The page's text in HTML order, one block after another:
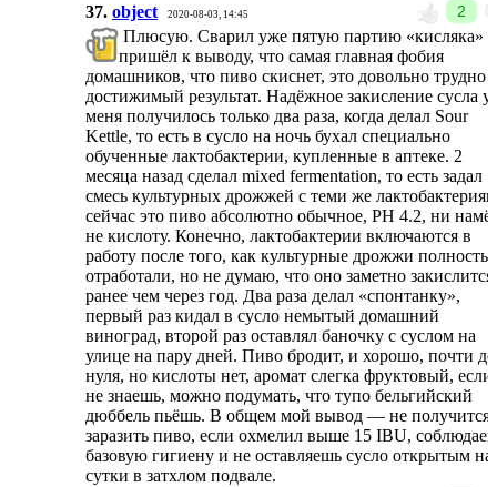
2
37. object 2020-08-03, 14:45
Плюсую. Сварил уже пятую партию «кисляка» и
пришёл к выводу, что самая главная фобия
домашников, что пиво скиснет, это довольно трудно
достижимый результат. Надёжное закисление сусла у
меня получилось только два раза, когда делал Sour
Kettle, то есть в сусло на ночь бухал специально
обученные лактобактерии, купленные в аптеке. 2
месяца назад сделал mixed fermentation, то есть задал
смесь культурных дрожжей с теми же
сейчас это пиво абсолютно обычное, PH 4.2, ни
не кислоту. Конечно, лактобактерии включаются в
работу после того, как культурные дрожжи
отработали, но не думаю, что оно заметно закислится
ранее чем через год. Два раза делал «спонтанку»,
первый раз кидал в сусло немытый домашний
виноград, второй раз оставлял баночку с суслом на
улице на пару дней. Пиво бродит, и хорошо, почти до
нуля, но кислоты нет, аромат слегка фруктовый, если
не знаешь, можно подумать, что тупо бельгийский
дюббель пьёшь. В общем мой вывод — не получится
заразить пиво, если охмелил выше 15 IBU,
базовую гигиену и не оставляешь сусло открытым на
сутки в затхлом подвале.